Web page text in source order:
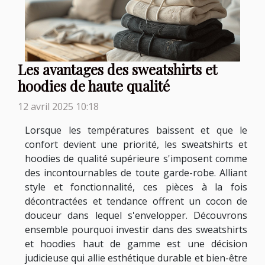
Les avantages des sweatshirts et
hoodies de haute qualité
12 avril 2025 10:18
Lorsque les températures baissent et que le
confort devient une priorité, les sweatshirts et
hoodies de qualité supérieure s'imposent comme
des incontournables de toute garde-robe. Alliant
style et fonctionnalité, ces pièces à la fois
décontractées et tendance offrent un cocon de
douceur dans lequel s'envelopper. Découvrons
ensemble pourquoi investir dans des sweatshirts
et hoodies haut de gamme est une décision
judicieuse qui allie esthétique durable et bien-être